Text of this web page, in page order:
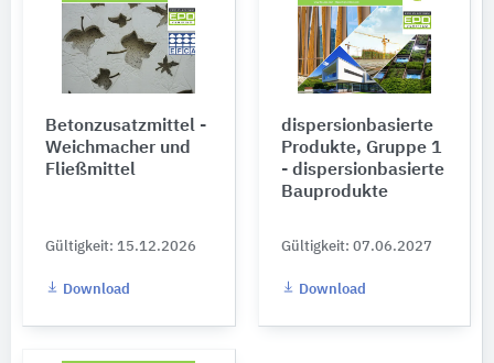
Betonzusatzmittel -
Weichmacher und
Fließmittel
Gültigkeit: 15.12.2026
Download
dispersionbasierte
Produkte, Gruppe 1
- dispersionbasierte
Bauprodukte
Gültigkeit: 07.06.2027
Download